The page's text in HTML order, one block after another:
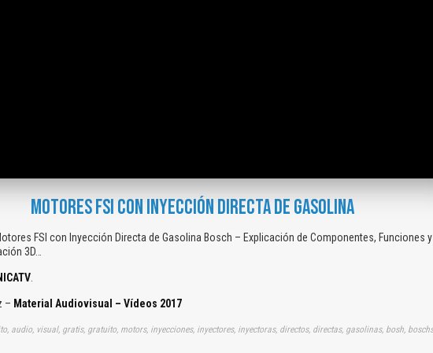
MOTORES FSI CON INYECCIÓN DIRECTA DE GASOLINA
FSI con Inyección Directa de Gasolina Bosch – Explicación de Componentes, Funciones y
3D…
.
– Material Audiovisual – Vídeos 2017